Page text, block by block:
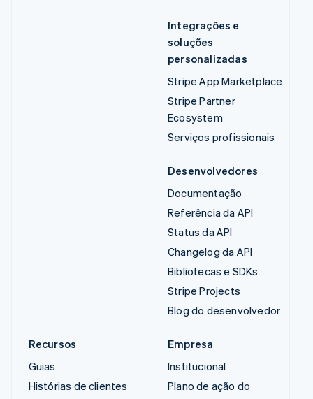
Integrações e
soluções
personalizadas
Stripe App Marketplace
Stripe Partner
Ecosystem
Serviços profissionais
Desenvolvedores
Documentação
Referência da API
Status da API
Changelog da API
Bibliotecas e SDKs
Stripe Projects
Blog do desenvolvedor
Recursos
Guias
Histórias de clientes
Empresa
Institucional
Plano de ação do